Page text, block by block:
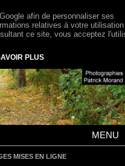
MENU
MISES EN LIGNE
afin de personnaliser ses
relatives à votre
ce site, vous acceptez
PLUS